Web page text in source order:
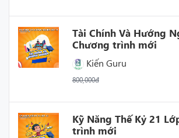
Tài Chính Và Hướng
Chương trình mới
Kiến Guru
800,000đ
Kỹ Năng Thế Kỷ 21
trình mới